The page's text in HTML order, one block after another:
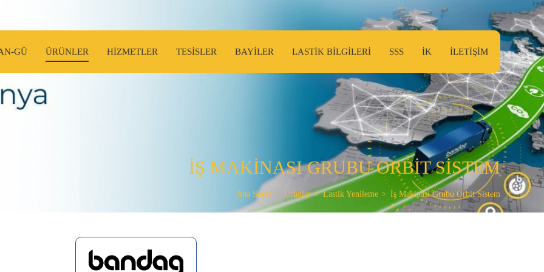
GÜ ÜRÜNLER HİZMETLER TESİSLER BAYİLER LASTİK BİLGİLERİ SSS İK İLETİŞİM
İŞ MAKİNASI GRUBU ORBİT SİSTEM
Ana Sayfa Ürünler Lastik Yenileme İş Makinasi Grubu Orbit Sistem